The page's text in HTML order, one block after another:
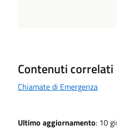
Contenuti correlati
Chiamate di Emergenza
Ultimo aggiornamento: 10